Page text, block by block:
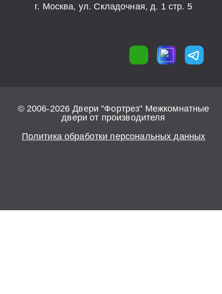
г. Москва, ул. Складочная, д. 1 стр. 5
© 2006-2026 Двери "Фортрез" Межкомнатные
двери от производителя
Политика обработки персональных данных